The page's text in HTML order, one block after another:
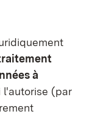
à
l'autorise (par